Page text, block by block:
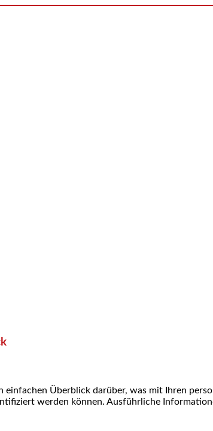
einfachen Überblick darüber, was mit Ihren
werden können. Ausführliche